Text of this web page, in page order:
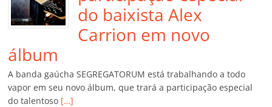
do baixista Alex
Carrion em novo
álbum
A banda gaúcha SEGREGATORUM está trabalhando a todo
vapor em seu novo álbum, que trará a participação especial
do talentoso […]